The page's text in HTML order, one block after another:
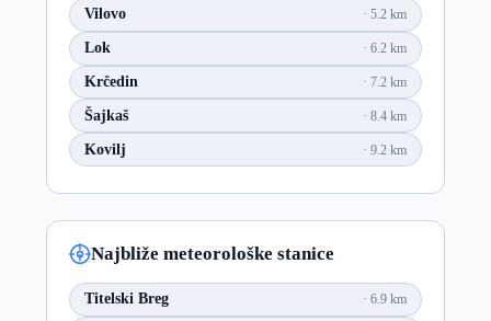
Vilovo 5.2 km
Lok 6.2 km
Krčedin 7.2 km
Šajkaš 8.4 km
Kovilj 9.2 km
Najbliže meteorološke stanice
Titelski Breg 6.9 km